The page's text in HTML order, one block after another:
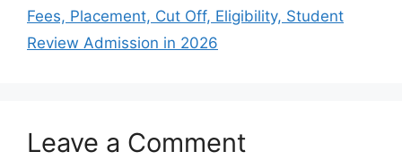
Fees, Placement, Cut Off, Eligibility, Student
Review Admission in 2026
Leave a Comment